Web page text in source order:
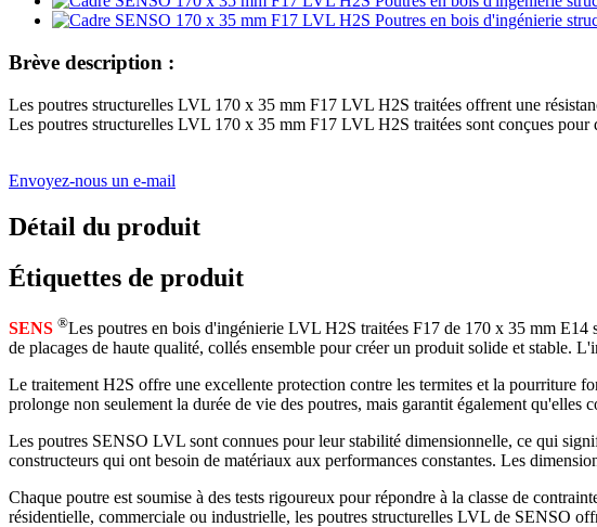
Brève description :
Les poutres structurelles LVL 170 x 35 mm F17 LVL H2S traitées offrent une
Les poutres structurelles LVL 170 x 35 mm F17 LVL H2S traitées sont conçues pour
Envoyez-nous un e-mail
Détail du produit
Étiquettes de produit
SENS ®Les poutres en bois d'ingénierie LVL H2S traitées F17 de 170 x 35 mm E14
de placages de haute qualité, collés ensemble pour créer un produit solide et stable.
Le traitement H2S offre une excellente protection contre les termites et la pourriture
prolonge non seulement la durée de vie des poutres, mais garantit également qu'elles
Les poutres SENSO LVL sont connues pour leur stabilité dimensionnelle, ce qui
constructeurs qui ont besoin de matériaux aux performances constantes. Les
Chaque poutre est soumise à des tests rigoureux pour répondre à la classe de
résidentielle, commerciale ou industrielle, les poutres structurelles LVL de SENSO